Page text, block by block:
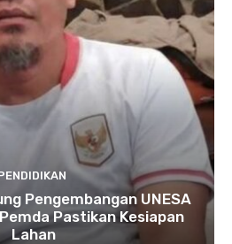
Pengembangan UNESA
Pastikan Kesiapan
Lahan